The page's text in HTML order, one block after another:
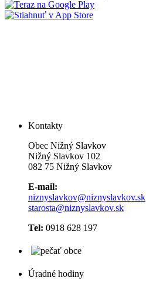
Kontakty
Obec Nižný Slavkov
Nižný Slavkov 102
082 75 Nižný Slavkov
E-mail:
niznyslavkov@niznyslavkov.sk
starosta@niznyslavkov.sk
Tel: 0918 628 197
Úradné hodiny